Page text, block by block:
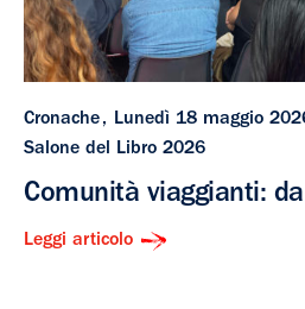
Cronache
Lunedì 18 maggio
Salone del Libro 2026
Comunità viaggianti:
Leggi articolo